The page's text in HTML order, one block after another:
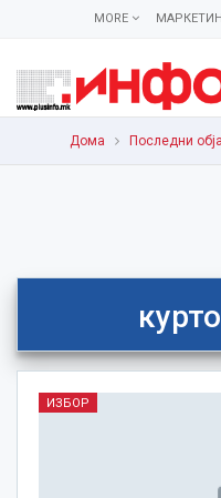
MORE
Дома Последни
ИЗБОР